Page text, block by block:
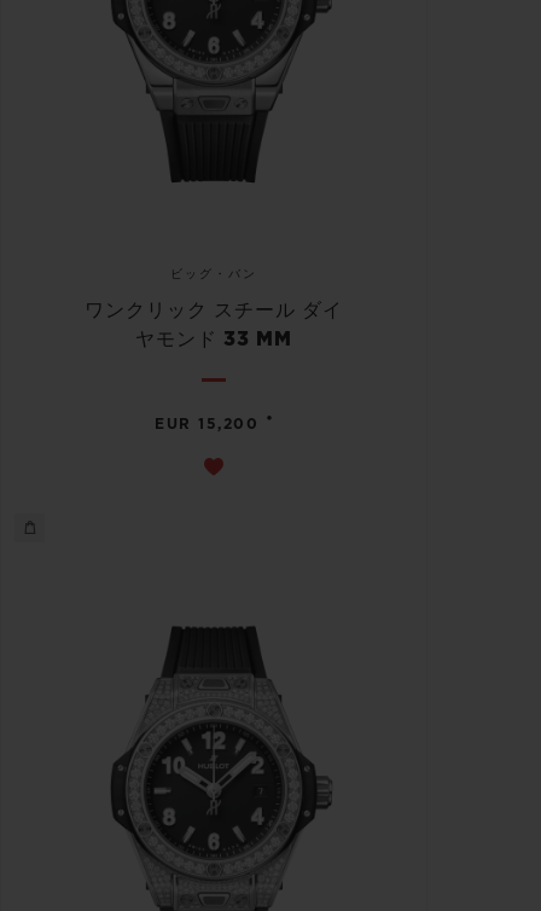
ビッグ・バン
ワンクリック スチール ダイ
ヤモンド 33 MM
EUR 15,200 •